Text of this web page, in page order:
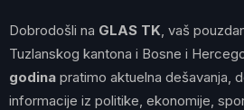
Dobrodošli na GLAS TK , vaš
Tuzlanskog kantona i Bosne i
godina pratimo aktuelna dešavanja,
informacije iz politike, ekonomije,